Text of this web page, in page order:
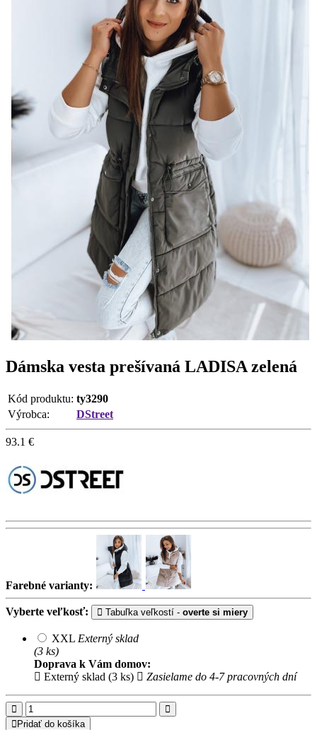
Dámska vesta prešívaná LADISA zelená
Kód produktu: ty3290
Výrobca:
DStreet
93.1 €
Farebné varianty:
Vyberte veľkosť: Tabuľka veľkostí - overte si miery
XXL Externý sklad
(3 ks)
Doprava k Vám domov:
Externý sklad (3 ks)
Zasielame do 4-7 pracovných dní
Pridať do košíka